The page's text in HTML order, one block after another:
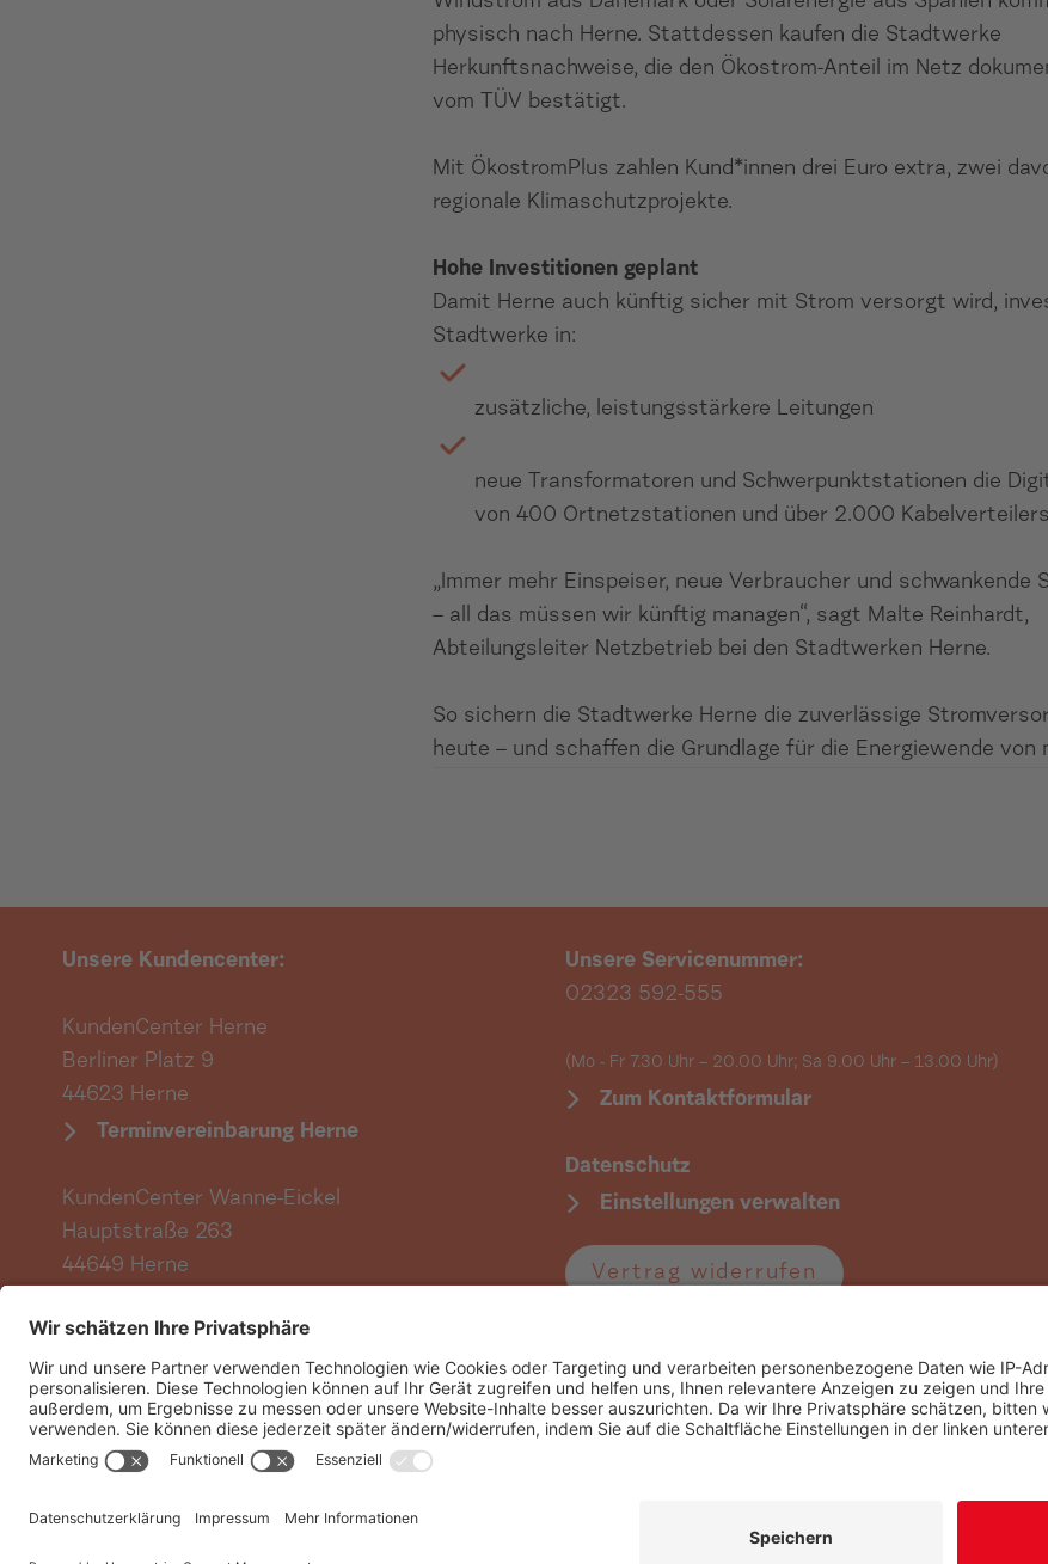
physisch nach Herne. Stattdessen kaufen die Stadtwerke
Herkunftsnachweise, die den Ökostrom-Anteil im Netz
vom TÜV bestätigt.
Mit ÖkostromPlus zahlen Kund*innen drei Euro extra, zwei
regionale Klimaschutzprojekte.
Hohe Investitionen geplant
Damit Herne auch künftig sicher mit Strom versorgt wird,
Stadtwerke in:
zusätzliche, leistungsstärkere Leitungen
neue Transformatoren und Schwerpunktstationen die
von 400 Ortnetzstationen und über 2.000
„Immer mehr Einspeiser, neue Verbraucher und schwankende
– all das müssen wir künftig managen“, sagt Malte Reinhardt,
Abteilungsleiter Netzbetrieb bei den Stadtwerken Herne.
So sichern die Stadtwerke Herne die zuverlässige
heute – und schaffen die Grundlage für die Energiewende von
Unsere Kundencenter:
KundenCenter Herne
Berliner Platz 9
44623 Herne
Terminvereinbarung Herne
KundenCenter Wanne-Eickel
Hauptstraße 263
44649 Herne
Vertrag hier kündigen
Unsere Servicenummer:
02323 592-555
(Mo - Fr 7.30 Uhr – 20.00 Uhr; Sa 9.00 Uhr– 13.00 Uhr)
Zum Kontaktformular
Datenschutz
Einstellungen verwalten
Vertrag widerrufen
Folgen Sie uns:
Widerrufsformular